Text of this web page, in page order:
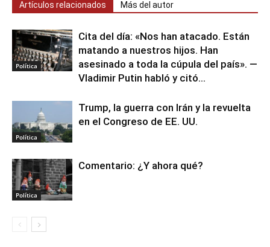
Artículos relacionados Más del autor
Política
Cita del día: «Nos han atacado. Están
matando a nuestros hijos. Han
asesinado a toda la cúpula del país». —
Vladimir Putin habló y citó...
Política
Trump, la guerra con Irán y la revuelta
en el Congreso de EE. UU.
Política
Comentario: ¿Y ahora qué?